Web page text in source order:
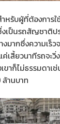
หรับผู้ที่ต้องการ
เป็นรถสัญชาติป
มากซึ่งความเร็
ค่เสี้ยวนาทีรถจ
ขาก็ไม่ธรรมดา
ล้านบาท